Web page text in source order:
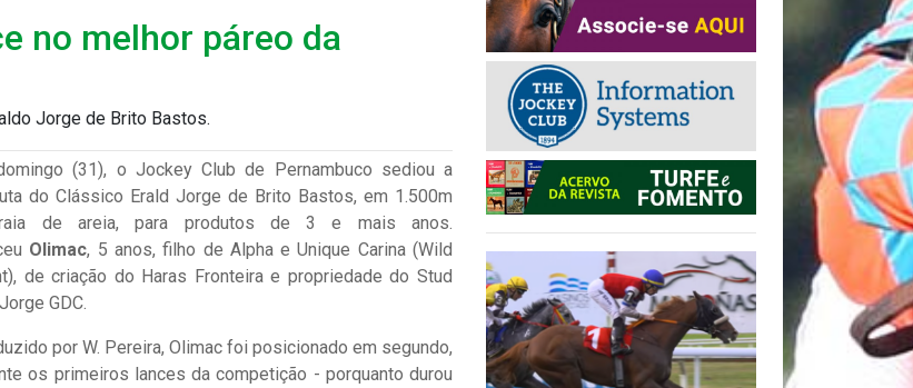
no melhor páreo da
Jorge de Brito Bastos.
(31), o Jockey Club de Pernambuco sediou a
do Clássico Erald Jorge de Brito Bastos, em 1.500m
de areia, para produtos de 3 e mais anos.
Olimac, 5 anos, filho de Alpha e Unique Carina (Wild
de criação do Haras Fronteira e propriedade do Stud
GDC.
por W. Pereira, Olimac foi posicionado em segundo,
os primeiros lances da competição - porquanto durou